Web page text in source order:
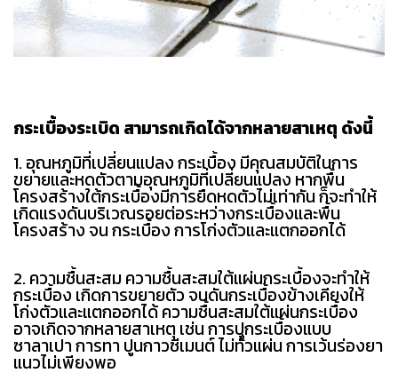
กระเบื้องระเบิด สามารถเกิดได้จากหลายสาเหตุ ดังนี้
1. อุณหภูมิที่เปลี่ยนแปลง กระเบื้อง มีคุณสมบัติในการ
ขยายและหดตัวตามอุณหภูมิที่เปลี่ยนแปลง หากพื้น
โครงสร้างใต้กระเบื้องมีการยืดหดตัวไม่เท่ากัน ก็จะทำให้
เกิดแรงดันบริเวณรอยต่อระหว่างกระเบื้องและพื้น
โครงสร้าง จน กระเบื้อง การโก่งตัวและแตกออกได้
2. ความชื้นสะสม ความชื้นสะสมใต้แผ่นกระเบื้องจะทำให้
กระเบื้อง เกิดการขยายตัว จนดันกระเบื้องข้างเคียงให้
โก่งตัวและแตกออกได้ ความชื้นสะสมใต้แผ่นกระเบื้อง
อาจเกิดจากหลายสาเหตุ เช่น การปูกระเบื้องแบบ
ซาลาเปา การทา ปูนกาวซีเมนต์ ไม่ทั่วแผ่น การเว้นร่องยา
แนวไม่เพียงพอ